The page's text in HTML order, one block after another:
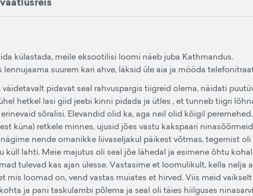
külastada, meile eksootilisi loomi näeb juba Kathmandus.
suurem kari ahve, läksid üle aia ja mööda
pidavat seal rahvuspargis tiigreid olema, näidati
hetkel lasi giid jeebi kinni pidada ja ütles , et tunneb tiigri
sõralisi. Elevandid olid ka, aga neil olid kõigil peremehed.
küna) retkele minnes, ujusid jões vastu kakspaari
nende omanikke liivaseljakul päikest võtmas, tegemist oli
küll lahti. Meie majutus oli seal jõe lähedal ja esimene õhtu
tulevad kas ajan ülesse. Vastasime et loomulikult, kella nelja
mis loomad on, vend vastas muiates et hirved. Viis meid vaikselt
ja pani taskulambi põlema ja seal oli täies hiilguses